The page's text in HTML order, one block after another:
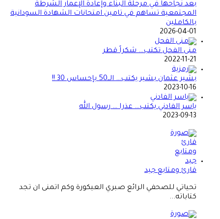
بعد نجاحها في مرحلة البناء وإعادة الإعمار الشرطة
المجتمعية تساهم في تامين امتحانات الشهادة السودانية
بالكاملين
2026-04-01
منى الفحل تكتب… شكراً قطر
2022-11-21
بشير عثمان بشير يكتب… الــ50 بإحساس 30 !!
2023-10-16
ياسر الفادني يكتب… عذرا … رسول الله
2023-09-13
قارئ ومتابع جيد
تحياتي للصحفي الرائع صبري العيكورة وكم اتمنى ان تجد
كتاباته...